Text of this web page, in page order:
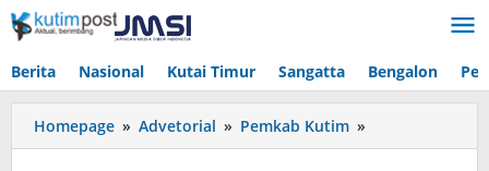
Lewati
ke
Berita Nasional Kutai Timur Sangatta Bengalon
Homepage » Advetorial » Pemkab Kutim »
RTRW